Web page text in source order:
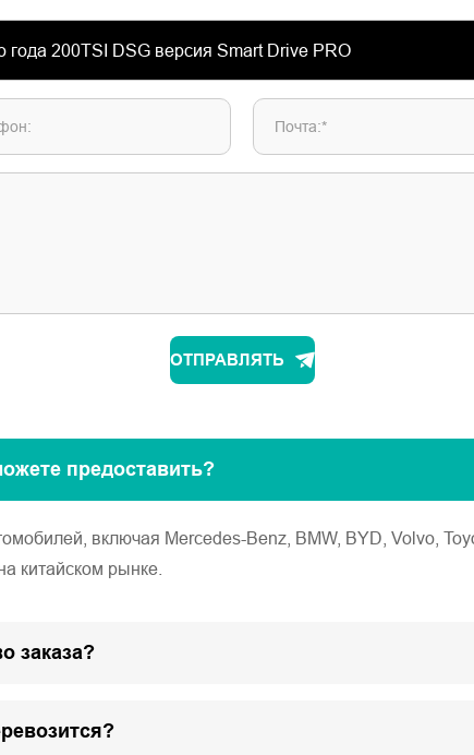
Почта:*
ОТПРАВЛЯТЬ
предоставить?
включая Mercedes-Benz, BMW, BYD, Volvo,
китайском рынке.
заказа?